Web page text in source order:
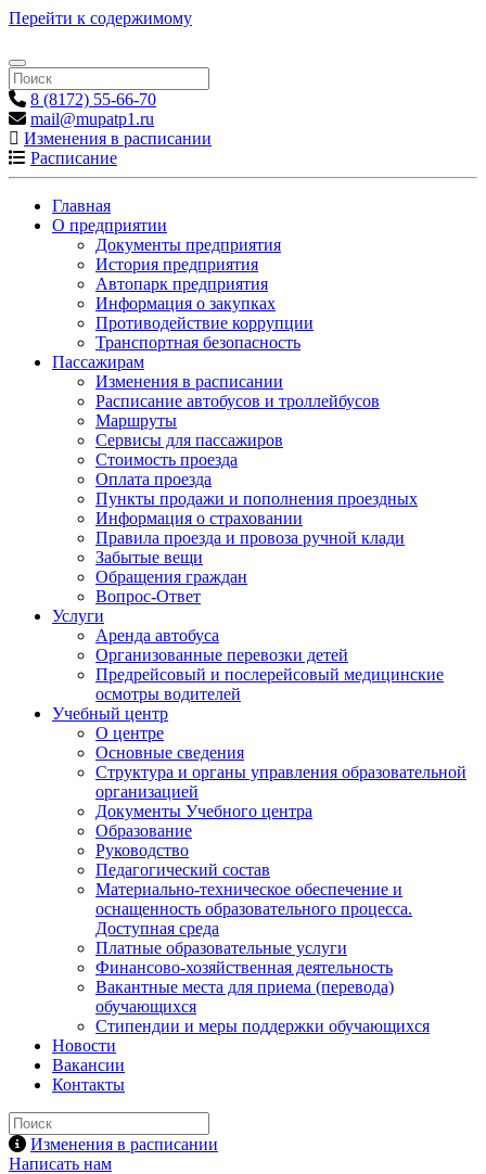
Перейти к содержимому
8 (8172) 55-66-70
mail@mupatp1.ru
Изменения в расписании
Расписание
Главная
О предприятии
Документы предприятия
История предприятия
Автопарк предприятия
Информация о закупках
Противодействие коррупции
Транспортная безопасность
Пассажирам
Изменения в расписании
Расписание автобусов и троллейбусов
Маршруты
Сервисы для пассажиров
Стоимость проезда
Оплата проезда
Пункты продажи и пополнения проездных
Информация о страховании
Правила проезда и провоза ручной клади
Забытые вещи
Обращения граждан
Вопрос-Ответ
Услуги
Аренда автобуса
Организованные перевозки детей
Предрейсовый и послерейсовый медицинские
осмотры водителей
Учебный центр
О центре
Основные сведения
Структура и органы управления образовательной
организацией
Документы Учебного центра
Образование
Руководство
Педагогический состав
Материально-техническое обеспечение и
оснащенность образовательного процесса.
Доступная среда
Платные образовательные услуги
Финансово-хозяйственная деятельность
Вакантные места для приема (перевода)
обучающихся
Стипендии и меры поддержки обучающихся
Новости
Вакансии
Контакты
Изменения в расписании
Написать нам